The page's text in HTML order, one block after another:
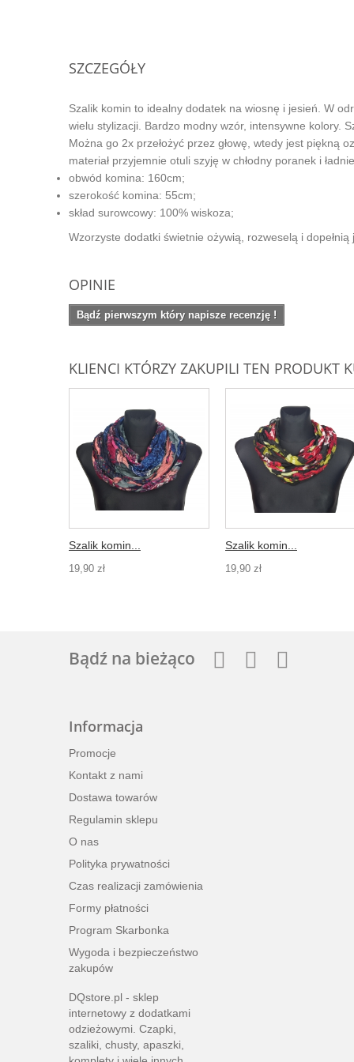
SZCZEGÓŁY
Szalik komin to idealny dodatek na wiosnę i jesień. W
wielu stylizacji. Bardzo modny wzór, intensywne kolory.
Można go 2x przełożyć przez głowę, wtedy jest piękną
materiał przyjemnie otuli szyję w chłodny poranek i
obwód komina: 160cm;
szerokość komina: 55cm;
skład surowcowy: 100% wiskoza;
Wzorzyste dodatki świetnie ożywią, rozweselą i
OPINIE
Bądź pierwszym który napisze recenzję !
KLIENCI KTÓRZY ZAKUPILI TEN PRODUKT
Szalik komin...
19,90 zł
Szalik komin...
19,90 zł
Bądź na bieżąco
Informacja
Promocje
Kontakt z nami
Dostawa towarów
Regulamin sklepu
O nas
Polityka prywatności
Czas realizacji zamówienia
Formy płatności
Program Skarbonka
Wygoda i bezpieczeństwo
zakupów
DQstore.pl - sklep
internetowy z dodatkami
odzieżowymi. Czapki,
szaliki, chusty, apaszki,